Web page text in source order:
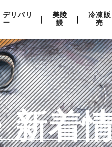
デリバリ
ー
美陵
鰻
冷凍販
売
新着